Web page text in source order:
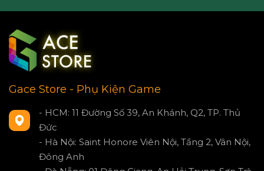
Gace Store - Phụ Kiện Game
- HCM: 11 Đường Số 39, An Khánh, Q2, TP. Thủ
Đức
- Hà Nội: Saint Honore Viên Nội, Tầng 2, Vân Nội,
Đông Anh